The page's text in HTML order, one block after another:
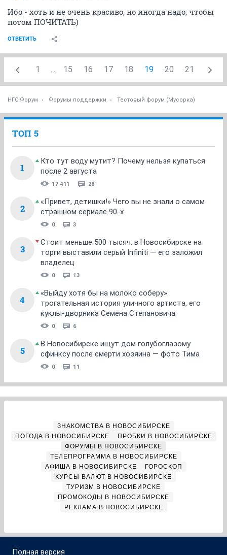
Ибо - хоть и не очень красиво, но иногда надо, чтобы
потом ПОЧИТАТЬ)
ОТВЕТИТЬ
1 ... 15 16 17 18 19 20 21
НГС.Форум Форумы поддержки Тестовый форум (Мусорка)
ТОП 5
1
Кто тут воду мутит? Почему нельзя купаться
после 2 августа
17 411 28
2
«Привет, детишки!» Чего вы не знали о самом
страшном сериале 90-х
0 3
3
Стоит меньше 500 тысяч: в Новосибирске на
торги выставили серый Infiniti — его заложил
владелец
0 13
4
«Выйду хотя бы на молоко соберу»:
трогательная история уличного артиста, его
куклы-дворника Семена Степановича
0 6
5
В Новосибирске ищут дом голубоглазому
сфинксу после смерти хозяина — фото Тима
0 11
ЗНАКОМСТВА В НОВОСИБИРСКЕ
ПОГОДА В НОВОСИБИРСКЕ
ПРОБКИ В НОВОСИБИРСКЕ
ФОРУМЫ В НОВОСИБИРСКЕ
ТЕЛЕПРОГРАММА В НОВОСИБИРСКЕ
АФИША В НОВОСИБИРСКЕ
ГОРОСКОП
КУРСЫ ВАЛЮТ В НОВОСИБИРСКЕ
ТУРИЗМ В НОВОСИБИРСКЕ
ПРОМОКОДЫ В НОВОСИБИРСКЕ
РЕКЛАМА В НОВОСИБИРСКЕ
Полная версия